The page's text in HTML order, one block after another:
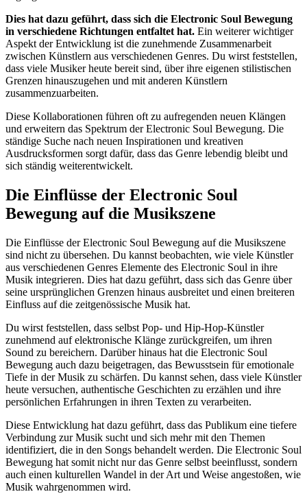
Dies hat dazu geführt, dass sich die Electronic Soul Bewegung
in verschiedene Richtungen entfaltet hat. Ein weiterer wichtiger
Aspekt der Entwicklung ist die zunehmende Zusammenarbeit
zwischen Künstlern aus verschiedenen Genres. Du wirst feststellen,
dass viele Musiker heute bereit sind, über ihre eigenen stilistischen
Grenzen hinauszugehen und mit anderen Künstlern
zusammenzuarbeiten.
Diese Kollaborationen führen oft zu aufregenden neuen Klängen
und erweitern das Spektrum der Electronic Soul Bewegung. Die
ständige Suche nach neuen Inspirationen und kreativen
Ausdrucksformen sorgt dafür, dass das Genre lebendig bleibt und
sich ständig weiterentwickelt.
Die Einflüsse der Electronic Soul
Bewegung auf die Musikszene
Die Einflüsse der Electronic Soul Bewegung auf die Musikszene
sind nicht zu übersehen. Du kannst beobachten, wie viele Künstler
aus verschiedenen Genres Elemente des Electronic Soul in ihre
Musik integrieren. Dies hat dazu geführt, dass sich das Genre über
seine ursprünglichen Grenzen hinaus ausbreitet und einen breiteren
Einfluss auf die zeitgenössische Musik hat.
Du wirst feststellen, dass selbst Pop- und Hip-Hop-Künstler
zunehmend auf elektronische Klänge zurückgreifen, um ihren
Sound zu bereichern. Darüber hinaus hat die Electronic Soul
Bewegung auch dazu beigetragen, das Bewusstsein für emotionale
Tiefe in der Musik zu schärfen. Du kannst sehen, dass viele Künstler
heute versuchen, authentische Geschichten zu erzählen und ihre
persönlichen Erfahrungen in ihren Texten zu verarbeiten.
Diese Entwicklung hat dazu geführt, dass das Publikum eine tiefere
Verbindung zur Musik sucht und sich mehr mit den Themen
identifiziert, die in den Songs behandelt werden. Die Electronic Soul
Bewegung hat somit nicht nur das Genre selbst beeinflusst, sondern
auch einen kulturellen Wandel in der Art und Weise angestoßen, wie
Musik wahrgenommen wird.